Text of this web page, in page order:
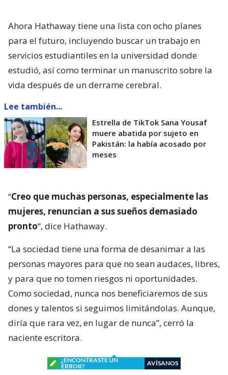
Ahora Hathaway tiene una lista con ocho planes
para el futuro, incluyendo buscar un trabajo en
servicios estudiantiles en la universidad donde
estudió, así como terminar un manuscrito sobre la
vida después de un derrame cerebral.
Lee también...
Estrella de TikTok Sana Yousaf
muere abatida por sujeto en
Pakistán: la había acosado por
meses
“Creo que muchas personas, especialmente las
mujeres, renuncian a sus sueños demasiado
pronto“, dice Hathaway.
“La sociedad tiene una forma de desanimar a las
personas mayores para que no sean audaces, libres,
y para que no tomen riesgos ni oportunidades.
Como sociedad, nunca nos beneficiaremos de sus
dones y talentos si seguimos limitándolas. Aunque,
diría que rara vez, en lugar de nunca”, cerró la
naciente escritora.
¿ENCONTRASTE UN
ERROR?
AVÍSANOS